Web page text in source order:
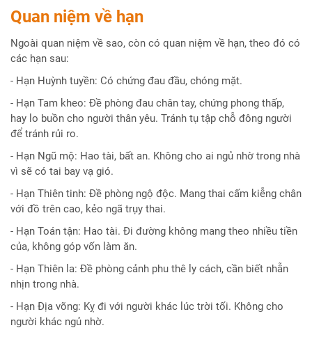
Quan niệm về hạn
Ngoài quan niệm về sao, còn có quan niệm về hạn, theo đó có
các hạn sau:
- Hạn Huỳnh tuyền: Có chứng đau đầu, chóng mặt.
- Hạn Tam kheo: Đề phòng đau chân tay, chứng phong thấp,
hay lo buồn cho người thân yêu. Tránh tụ tập chỗ đông người
để tránh rủi ro.
- Hạn Ngũ mộ: Hao tài, bất an. Không cho ai ngủ nhờ trong nhà
vì sẽ có tai bay vạ gió.
- Hạn Thiên tinh: Đề phòng ngộ độc. Mang thai cấm kiễng chân
với đồ trên cao, kẻo ngã trụy thai.
- Hạn Toán tận: Hao tài. Đi đường không mang theo nhiều tiền
của, không góp vốn làm ăn.
- Hạn Thiên la: Đề phòng cảnh phu thê ly cách, cần biết nhẫn
nhịn trong nhà.
- Hạn Địa võng: Kỵ đi với người khác lúc trời tối. Không cho
người khác ngủ nhờ.